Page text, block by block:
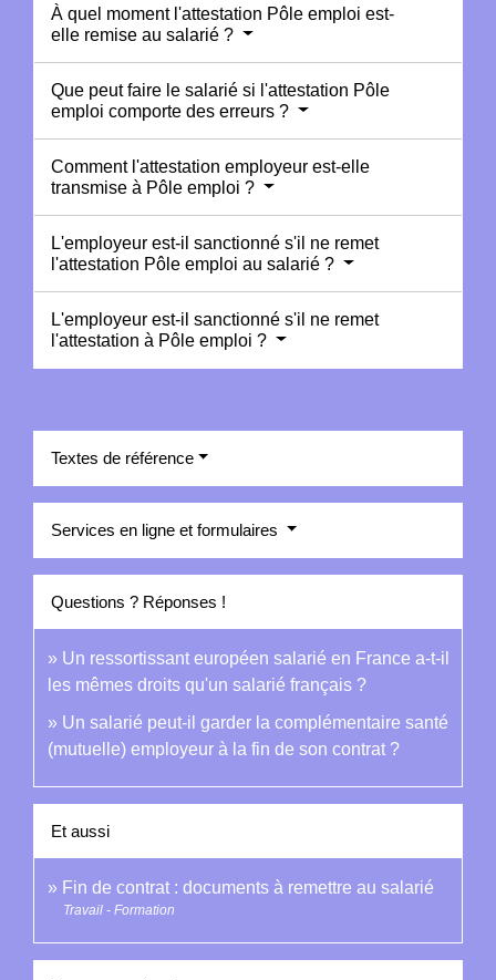
À quel moment l'attestation Pôle emploi est-
elle remise au salarié ?
Que peut faire le salarié si l'attestation Pôle
emploi comporte des erreurs ?
Comment l'attestation employeur est-elle
transmise à Pôle emploi ?
L'employeur est-il sanctionné s'il ne remet
l'attestation Pôle emploi au salarié ?
L'employeur est-il sanctionné s'il ne remet
l'attestation à Pôle emploi ?
Textes de référence
Services en ligne et formulaires
Questions ? Réponses !
Un ressortissant européen salarié en France a-t-il
les mêmes droits qu'un salarié français ?
Un salarié peut-il garder la complémentaire santé
(mutuelle) employeur à la fin de son contrat ?
Et aussi
Fin de contrat : documents à remettre au salarié
Travail - Formation